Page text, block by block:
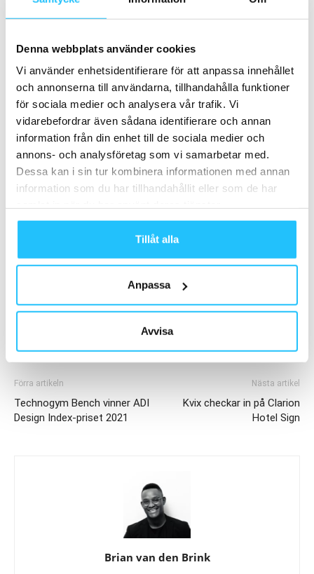
Denna webbplats använder cookies
Vi använder enhetsidentifierare för att anpassa innehållet
och annonserna till användarna, tillhandahålla funktioner
för sociala medier och analysera vår trafik. Vi
vidarebefordrar även sådana identifierare och annan
information från din enhet till de sociala medier och
annons- och analysföretag som vi samarbetar med.
Dessa kan i sin tur kombinera informationen med annan
information som du har tillhandahållit eller som de har
Tillåt alla
Anpassa
Avvisa
Träningscentret förväntas byggas och vara klart under Q1
2022. Håll utkik på GymlecosochAllstarskanaler för att
följa utvecklingen.
TAGGAR Alexander Gustafsson Allstars
Allstars Training Center
Andreas Michael
Christ Ishoo Gymleco
Khamzat Chimaev
Majdi Shammas Reza Madadi
Torrevieja
Förra artikeln
Technogym Bench vinner ADI
Design Index-priset 2021
Nästa artikel
Kvix checkar in på Clarion
Hotel Sign
Brian van den Brink